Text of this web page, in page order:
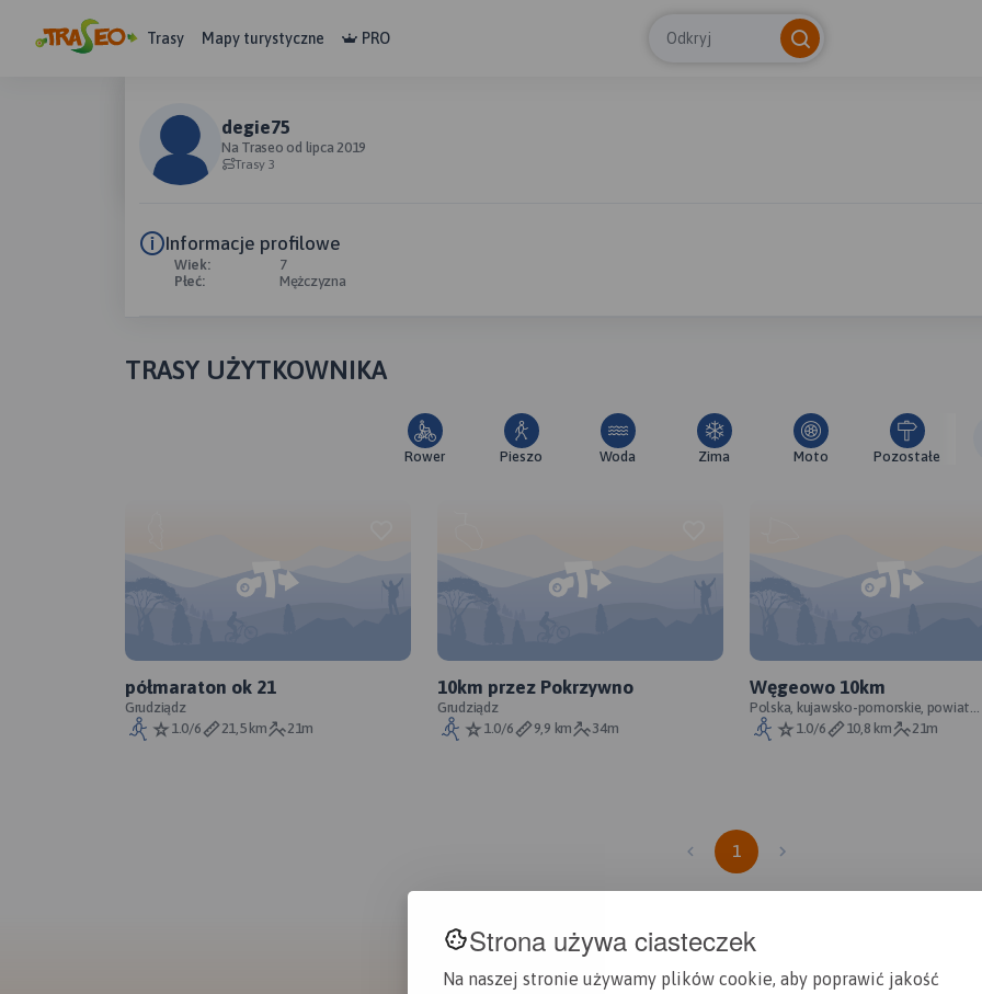
Strona używa ciasteczek
Na naszej stronie używamy plików cookie, aby poprawić jakość
Trasy Mapy turystyczne PRO Odkryj
degie75
Na Traseo od lipca 2019
Trasy 3
Informacje profilowe
Wiek:
7
Płeć:
Mężczyzna
TRASY UŻYTKOWNIKA
Rower Pieszo Woda Zima Moto Pozostałe
półmaraton ok 21
Grudziądz
1.0/6
21,5 km 21m
10km przez Pokrzywno
Grudziądz
1.0/6
9,9 km 34m
Węgeowo 10km
Polska, kujawsko-pomorskie, powiat
grudziądzki
1.0/6 10,8 km 21m
1